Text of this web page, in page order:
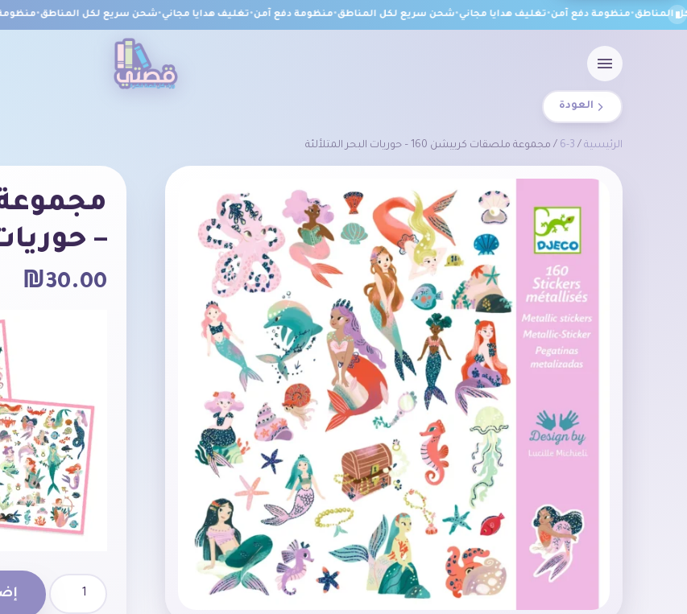
•منظومة دفع آمن•تغليف هدايا مجاني•شحن سريع لكل المناطق•منظومة دفع آمن•تغليف هدايا مجاني•شحن سريع لكل المناطق•منظومة
العودة
الرئيسية /
3-6 / مجموعة ملصقات كرييشن 160 – حوريات البحر المتلألئة
–
₪30.00